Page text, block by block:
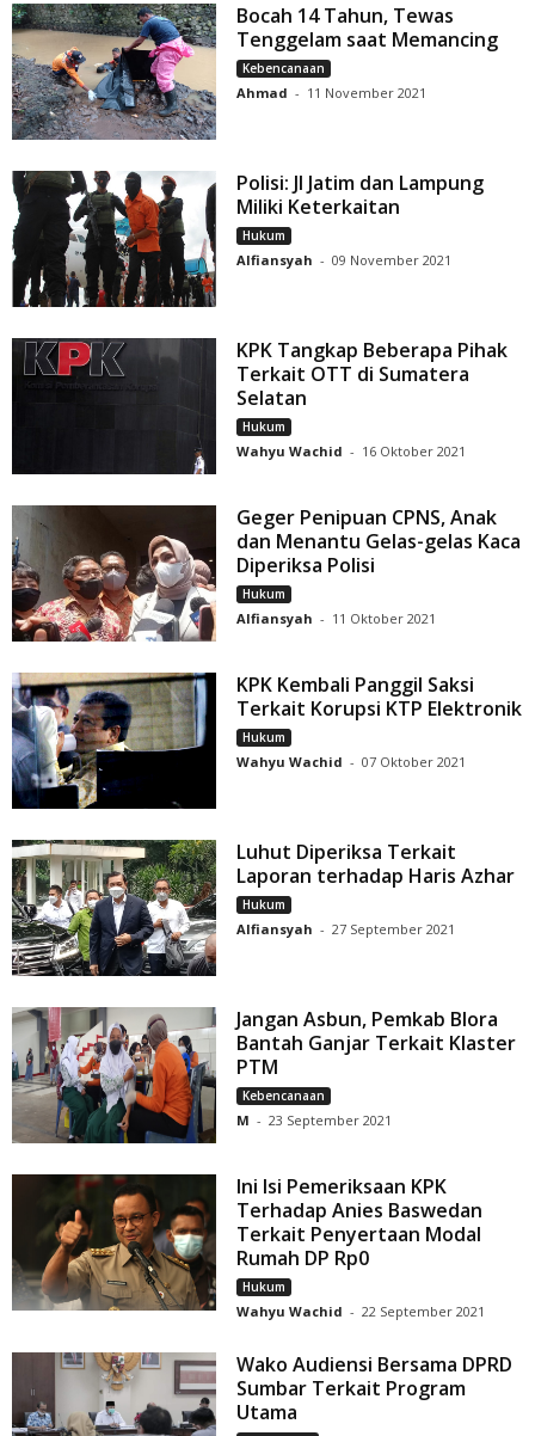
Bocah 14 Tahun, Tewas
Tenggelam saat Memancing
Kebencanaan
Ahmad - 11 November 2021
Polisi: JI Jatim dan Lampung
Miliki Keterkaitan
Hukum
Alfiansyah - 09 November 2021
KPK Tangkap Beberapa Pihak
Terkait OTT di Sumatera
Selatan
Hukum
Wahyu Wachid - 16 Oktober 2021
Geger Penipuan CPNS, Anak
dan Menantu Gelas-gelas Kaca
Diperiksa Polisi
Hukum
Alfiansyah - 11 Oktober 2021
KPK Kembali Panggil Saksi
Terkait Korupsi KTP Elektronik
Hukum
Wahyu Wachid - 07 Oktober 2021
Luhut Diperiksa Terkait
Laporan terhadap Haris Azhar
Hukum
Alfiansyah - 27 September 2021
Jangan Asbun, Pemkab Blora
Bantah Ganjar Terkait Klaster
PTM
Kebencanaan
M - 23 September 2021
Ini Isi Pemeriksaan KPK
Terhadap Anies Baswedan
Terkait Penyertaan Modal
Rumah DP Rp0
Hukum
Wahyu Wachid - 22 September 2021
Wako Audiensi Bersama DPRD
Sumbar Terkait Program
Utama